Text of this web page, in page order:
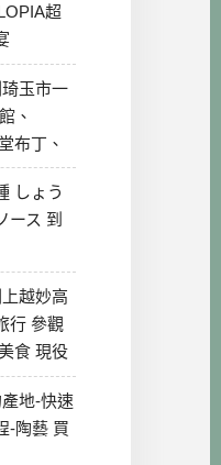
超
玉市一
、
布丁、
しょう
ース 到
越妙高
行 參觀
食 現役
地-快速
-陶藝 買